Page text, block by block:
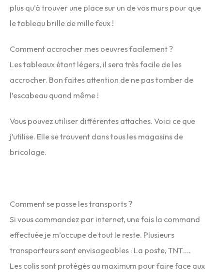
plus qu’à trouver une place sur un de vos murs pour que
le tableau brille de mille feux !
Comment accrocher mes oeuvres facilement ?
Les tableaux étant légers, il sera très facile de les
accrocher. Bon faites attention de ne pas tomber de
l’escabeau quand même !
Vous pouvez utiliser différentes attaches. Voici ce que
j’utilise. Elle se trouvent dans tous les magasins de
bricolage.
Comment se passe les transports ?
Si vous commandez par internet, une fois la command
effectuée je m’occupe de tout le reste. Plusieurs
transporteurs sont envisageables : La poste, TNT….
Les colis sont protégés au maximum pour faire face aux